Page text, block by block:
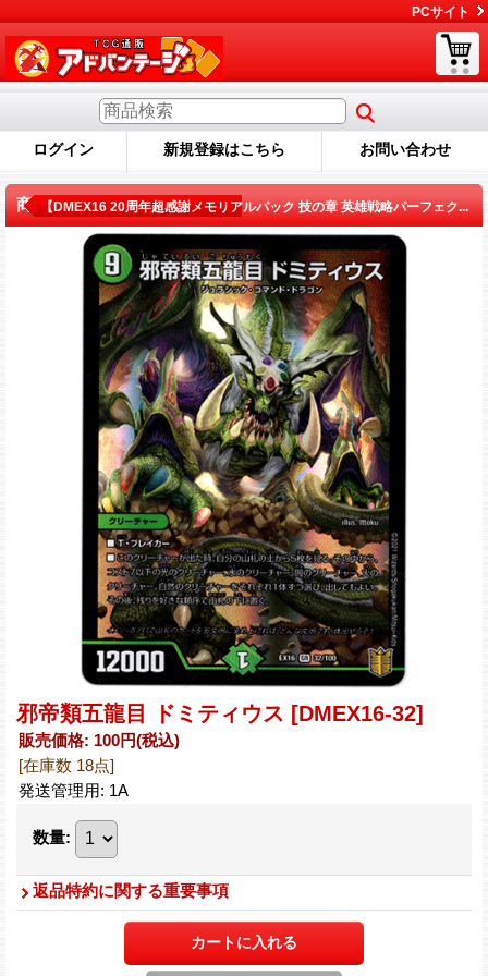
PCサイト
ログイン 新規登録はこちら お問い合わせ
商品詳細【DMEX16 20周年超感謝メモリアルパック 技の章 英雄戦略パーフェク...
邪帝類五龍目 ドミティウス [DMEX16-32]
販売価格: 100円(税込)
[在庫数 18点]
発送管理用: 1A
数量:
返品特約に関する重要事項